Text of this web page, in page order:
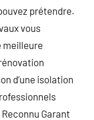
prétendre.
vous
meilleure
d’une isolation
Reconnu Garant